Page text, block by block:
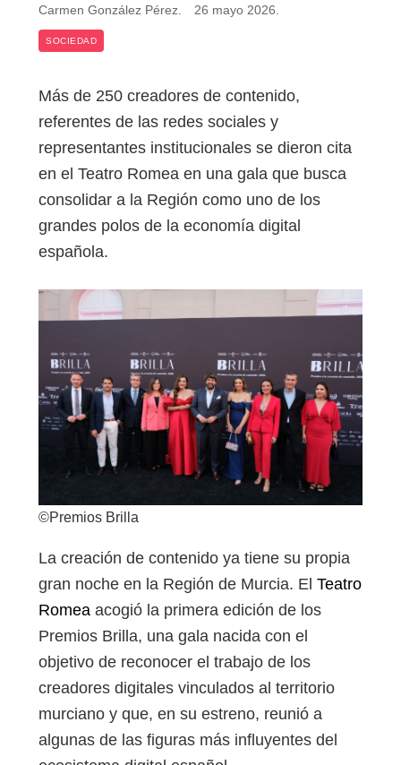
Carmen González Pérez. 26 mayo 2026.
SOCIEDAD
Más de 250 creadores de contenido,
referentes de las redes sociales y
representantes institucionales se dieron cita
en el Teatro Romea en una gala que busca
consolidar a la Región como uno de los
grandes polos de la economía digital
española.
©Premios Brilla
La creación de contenido ya tiene su propia
gran noche en la Región de Murcia. El Teatro
Romea acogió la primera edición de los
Premios Brilla, una gala nacida con el
objetivo de reconocer el trabajo de los
creadores digitales vinculados al territorio
murciano y que, en su estreno, reunió a
algunas de las figuras más influyentes del